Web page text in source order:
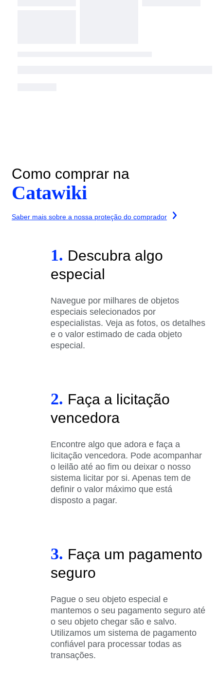
Como comprar na
Catawiki
Saber mais sobre a nossa proteção do comprador
1. Descubra algo
especial
Navegue por milhares de objetos
especiais selecionados por
especialistas. Veja as fotos, os detalhes
e o valor estimado de cada objeto
especial.
2. Faça a licitação
vencedora
Encontre algo que adora e faça a
licitação vencedora. Pode acompanhar
o leilão até ao fim ou deixar o nosso
sistema licitar por si. Apenas tem de
definir o valor máximo que está
disposto a pagar.
3. Faça um pagamento
seguro
Pague o seu objeto especial e
mantemos o seu pagamento seguro até
o seu objeto chegar são e salvo.
Utilizamos um sistema de pagamento
confiável para processar todas as
transações.